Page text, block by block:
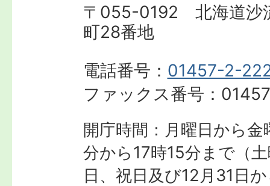
〒055-0192 北海道沙
町28番地
電話番号： 01457-2-
ファックス番号：
開庁時間：月曜日から
分から17時15分まで（
日、祝日及び12月31日